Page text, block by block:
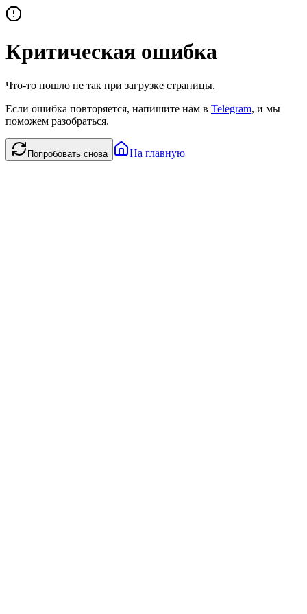
Критическая ошибка
Что-то пошло не так при загрузке страницы.
Если ошибка повторяется, напишите нам в Telegram, и мы
поможем разобраться.
Попробовать снова На главную